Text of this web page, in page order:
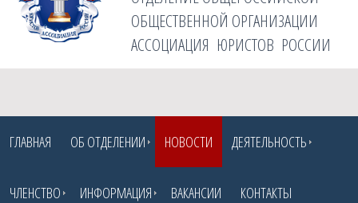
ОБЩЕСТВЕННОЙ ОРГАНИЗАЦИИ
АССОЦИАЦИЯ ЮРИСТОВ РОССИИ
ГЛАВНАЯ ОБ ОТДЕЛЕНИИ НОВОСТИ ДЕЯТЕЛЬНОСТЬ
ЧЛЕНСТВО ИНФОРМАЦИЯ ВАКАНСИИ КОНТАКТЫ